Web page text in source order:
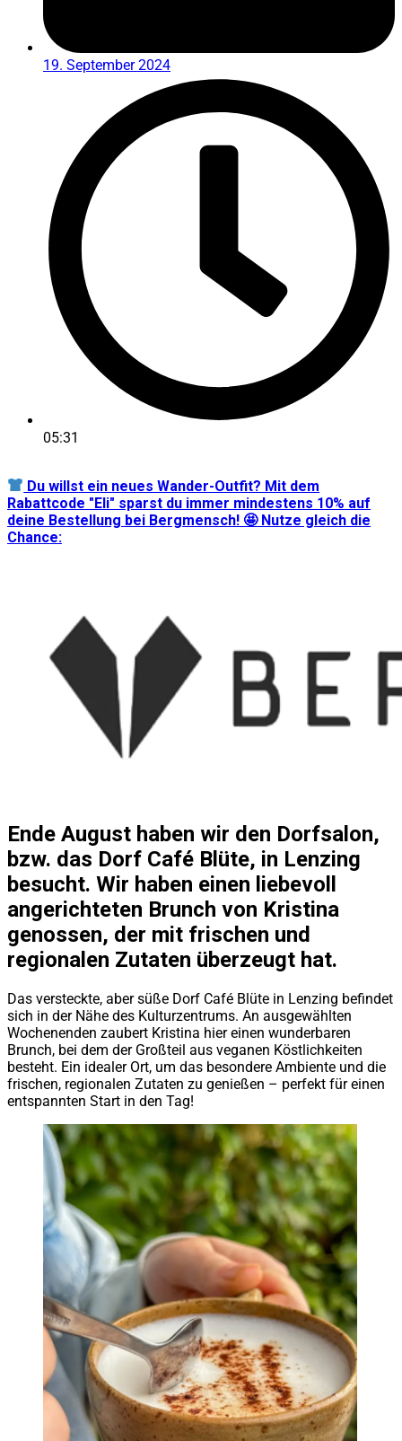
19. September 2024
05:31
Du willst ein neues Wander-Outfit? Mit dem
Rabattcode "Eli" sparst du immer mindestens 10% auf
deine Bestellung bei Bergmensch! 🤩 Nutze gleich die
Chance:
Ende August haben wir den Dorfsalon,
bzw. das Dorf Café Blüte, in Lenzing
besucht. Wir haben einen liebevoll
angerichteten Brunch von Kristina
genossen, der mit frischen und
regionalen Zutaten überzeugt hat.
Das versteckte, aber süße Dorf Café Blüte in Lenzing befindet
sich in der Nähe des Kulturzentrums. An ausgewählten
Wochenenden zaubert Kristina hier einen wunderbaren
Brunch, bei dem der Großteil aus veganen Köstlichkeiten
besteht. Ein idealer Ort, um das besondere Ambiente und die
frischen, regionalen Zutaten zu genießen – perfekt für einen
entspannten Start in den Tag!